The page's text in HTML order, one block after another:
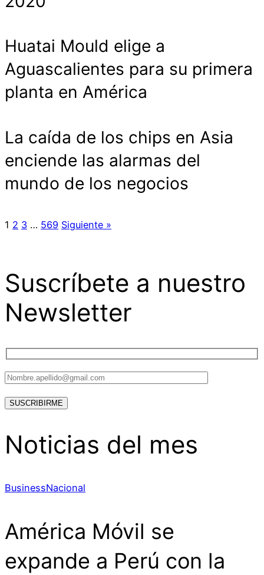
Huatai Mould elige a
Aguascalientes para su primera
planta en América
La caída de los chips en Asia
enciende las alarmas del
mundo de los negocios
1 2 3 … 569 Siguiente »
Suscríbete a nuestro
Newsletter
Noticias del mes
BusinessNacional
América Móvil se
expande a Perú con la